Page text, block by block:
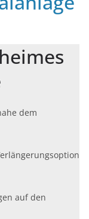
dem
auf den